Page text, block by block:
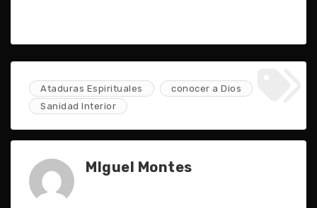
Ataduras Espirituales
conocer a Dios
Sanidad Interior
MIguel Montes